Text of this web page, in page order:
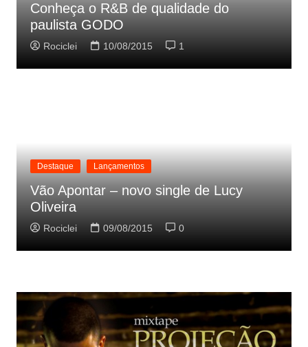
Conheça o R&B de qualidade do
paulista GODO
Rociclei 10/08/2015 1
Destaque Lançamentos
Vão Apontar – novo single de Lucy
Oliveira
Rociclei 09/08/2015 0